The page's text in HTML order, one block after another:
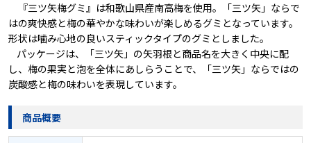
『三ツ矢梅グミ』は和歌山県産南高梅を使用。「三ツ矢」ならで
はの爽快感と梅の華やかな味わいが楽しめるグミとなっています。
形状は噛み心地の良いスティックタイプのグミとしました。
パッケージは、「三ツ矢」の矢羽根と商品名を大きく中央に配
し、梅の果実と泡を全体にあしらうことで、「三ツ矢」ならではの
炭酸感と梅の味わいを表現しています。
商品概要